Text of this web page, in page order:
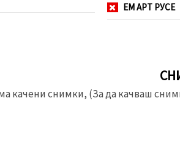
ЕМ АРТ РУСЕ
качени снимки, (За да качваш